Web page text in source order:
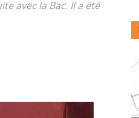
avec la Bac. Il a été